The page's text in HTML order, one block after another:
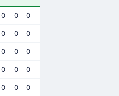
0 0 0
0 0 0
0 0 0
0 0 0
0 0 0